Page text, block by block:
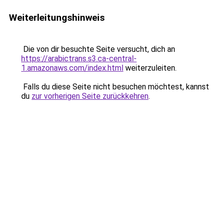
Weiterleitungshinweis
Die von dir besuchte Seite versucht, dich an
https://arabictrans.s3.ca-central-
1.amazonaws.com/index.html weiterzuleiten.
Falls du diese Seite nicht besuchen möchtest, kannst
du zur vorherigen Seite zurückkehren.